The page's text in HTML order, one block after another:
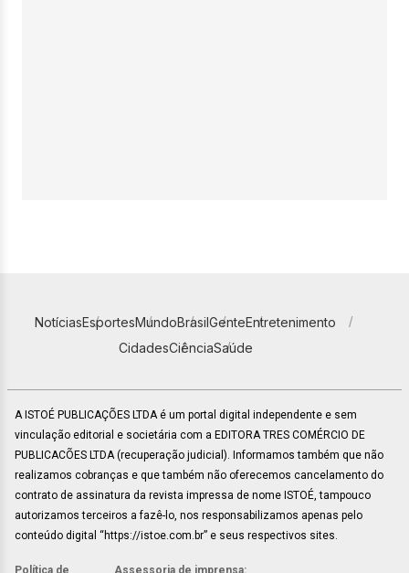
NotíciasEsportesMundoBrasilGenteEntretenimento
CidadesCiênciaSaúde
A ISTOÉ PUBLICAÇÕES LTDA é um portal digital independente e sem
vinculação editorial e societária com a EDITORA TRES COMÉRCIO DE
PUBLICACÕES LTDA (recuperação judicial). Informamos também que não
realizamos cobranças e que também não oferecemos cancelamento do
contrato de assinatura da revista impressa de nome ISTOÉ, tampouco
autorizamos terceiros a fazê-lo, nos responsabilizamos apenas pelo
conteúdo digital “https://istoe.com.br” e seus respectivos sites.
Política de Assessoria de imprensa: